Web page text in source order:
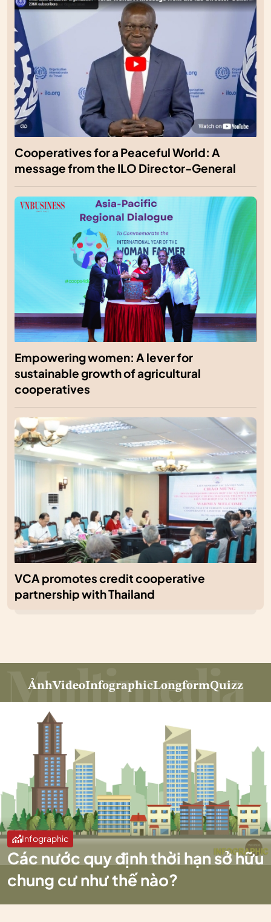
Cooperatives for a Peaceful World: A
message from the ILO Director-General
Empowering women: A lever for
sustainable growth of agricultural
cooperatives
VCA promotes credit cooperative
partnership with Thailand
ẢnhVideoInfographicLongformQuizz
Infographic
Các nước quy định thời hạn sở hữu
chung cư như thế nào?